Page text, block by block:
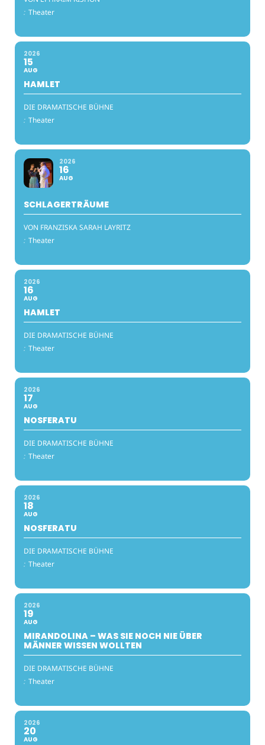
: Theater
2026
15
AUG
HAMLET
DIE DRAMATISCHE BÜHNE
: Theater
2026
16
AUG
SCHLAGERTRÄUME
VON FRANZISKA SARAH LAYRITZ
: Theater
2026
16
AUG
HAMLET
DIE DRAMATISCHE BÜHNE
: Theater
2026
17
AUG
NOSFERATU
DIE DRAMATISCHE BÜHNE
: Theater
2026
18
AUG
NOSFERATU
DIE DRAMATISCHE BÜHNE
: Theater
2026
19
AUG
MIRANDOLINA – WAS SIE NOCH NIE ÜBER
MÄNNER WISSEN WOLLTEN
DIE DRAMATISCHE BÜHNE
: Theater
2026
20
AUG